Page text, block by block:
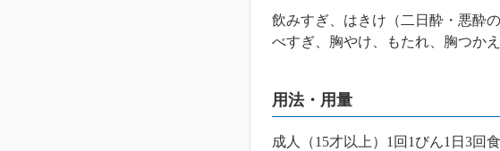
飲みすぎ、はきけ（二日酔・悪酔
べすぎ、胸やけ、もたれ、胸つか
用法・用量
成人（15才以上）1回1びん1日3回